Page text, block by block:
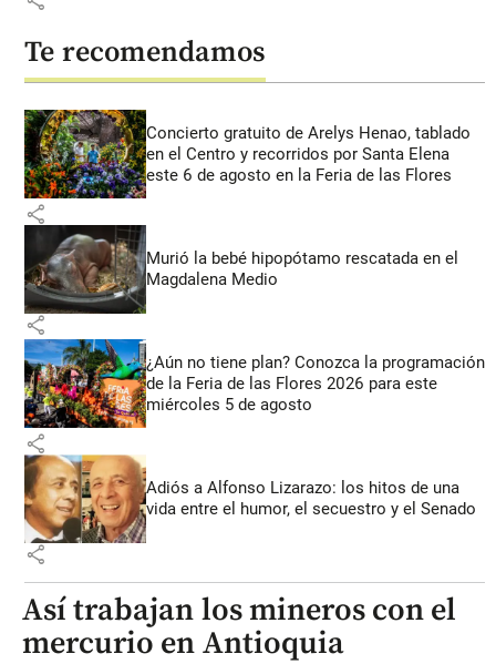
Te recomendamos
Concierto gratuito de Arelys Henao, tablado
en el Centro y recorridos por Santa Elena
este 6 de agosto en la Feria de las Flores
share
Murió la bebé hipopótamo rescatada en el
Magdalena Medio
share
¿Aún no tiene plan? Conozca la programación
de la Feria de las Flores 2026 para este
miércoles 5 de agosto
share
Adiós a Alfonso Lizarazo: los hitos de una
vida entre el humor, el secuestro y el Senado
share
Así trabajan los mineros con el
mercurio en Antioquia